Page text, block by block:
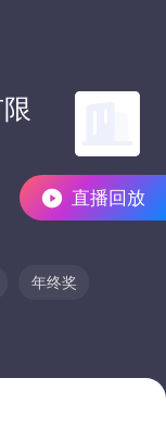
直播回放
年终奖